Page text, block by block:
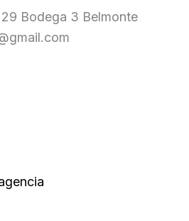
29 Bodega 3 Belmonte